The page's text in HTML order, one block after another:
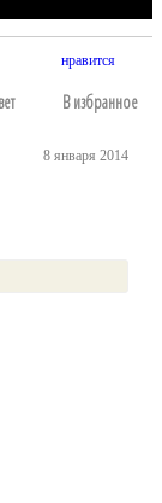
нравится
В избранное
8 января 2014